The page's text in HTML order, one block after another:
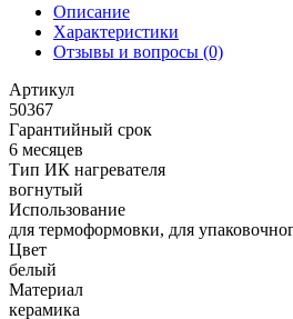
Описание
Характеристики
Отзывы и вопросы (0)
Артикул
50367
Гарантийный срок
6 месяцев
Тип ИК нагревателя
вогнутый
Использование
для термоформовки, для
Цвет
белый
Материал
керамика